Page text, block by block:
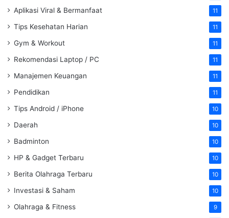
Aplikasi Viral & Bermanfaat 11
Tips Kesehatan Harian 11
Gym & Workout 11
Rekomendasi Laptop / PC 11
Manajemen Keuangan 11
Pendidikan 11
Tips Android / iPhone 10
Daerah 10
Badminton 10
HP & Gadget Terbaru 10
Berita Olahraga Terbaru 10
Investasi & Saham 10
Olahraga & Fitness 9